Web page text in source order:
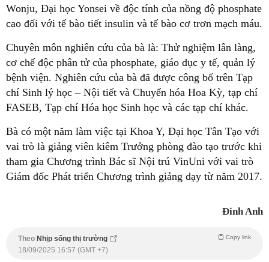
Wonju, Đại học Yonsei về độc tính của nồng độ phosphate
cao đối với tế bào tiết insulin và tế bào cơ trơn mạch máu.
Chuyên môn nghiên cứu của bà là: Thử nghiệm lân làng,
cơ chế độc phân tử của phosphate, giáo dục y tế, quản lý
bệnh viện. Nghiên cứu của bà đã được công bố trên Tạp
chí Sinh lý học – Nội tiết và Chuyển hóa Hoa Kỳ, tạp chí
FASEB, Tạp chí Hóa học Sinh học và các tạp chí khác.
Bà có một năm làm việc tại Khoa Y, Đại học Tân Tạo với
vai trò là giảng viên kiêm Trưởng phòng đào tạo trước khi
tham gia Chương trình Bác sĩ Nội trú VinUni với vai trò
Giám đốc Phát triển Chương trình giảng dạy từ năm 2017.
Đinh Anh
Theo Nhịp sống thị trường Copy link
18/09/2025 16:57 (GMT +7)